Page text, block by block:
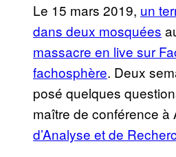
Le 15 mars 2019, un
dans deux mosquées
massacre en live sur
fachosphère. Deux
posé quelques
maître de conférence à
d’Analyse et de